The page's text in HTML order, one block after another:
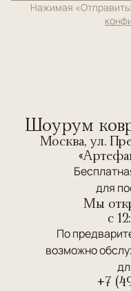
Нажимая
Шоурум
Москва, ул.
для
Мы
c
По
возможно
+7